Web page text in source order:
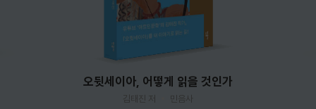
오뒷세이아, 어떻게 읽을 것인가
김태진 저
민음사